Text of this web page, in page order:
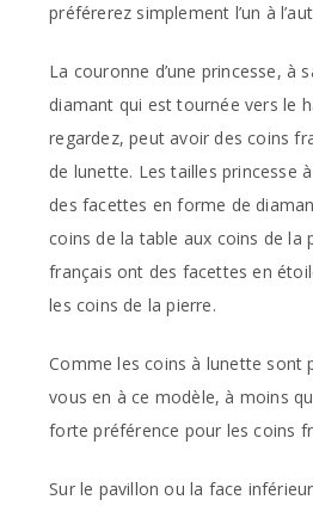
préférerez simplement l’un à
La couronne d’une princesse, à
diamant qui est tournée vers le
regardez, peut avoir des coins
de lunette. Les tailles princesse
des facettes en forme de
coins de la table aux coins de la
français ont des facettes en
les coins de la pierre.
Comme les coins à lunette sont
vous en à ce modèle, à moins
forte préférence pour les coins
Sur le pavillon ou la face